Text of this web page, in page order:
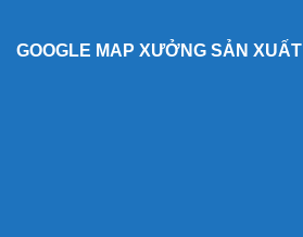
GOOGLE MAP XƯỞNG SẢN XUẤT